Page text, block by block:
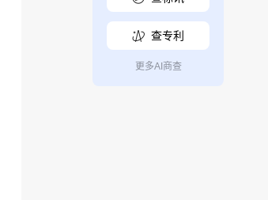
查专利
更多AI商查